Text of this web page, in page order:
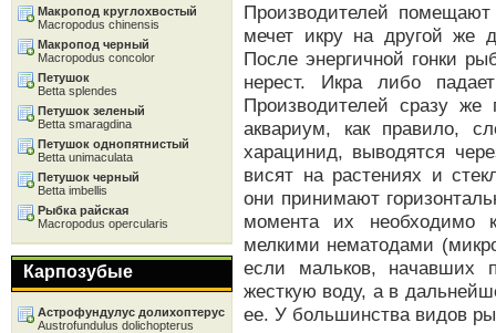
Производителей
мечет икру на другой же
После энергичной гонки
нерест. Икра либо
Производителей сразу же
аквариум, как правило,
харацинид, выводятся
висят на растениях и
они принимают
момента их необходимо
мелкими нематодами
если мальков, начавших
жесткую воду, а в
ее. У большинства видов
Макропод круглохвостый
Macropodus chinensis
Макропод черный
Macropodus concolor
Петушок
Betta splendes
Петушок зеленый
Betta smaragdina
Петушок однопятнистый
Betta unimaculata
Петушок черный
Betta imbellis
Рыбка райская
Macropodus opercularis
Карпозубые
Астрофундулус долихоптерус
Austrofundulus dolichopterus